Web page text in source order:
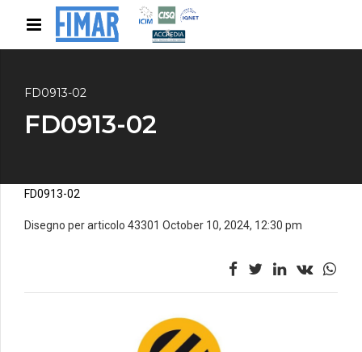
FD0913-02
FD0913-02
FD0913-02
Disegno per articolo 43301 October 10, 2024, 12:30 pm